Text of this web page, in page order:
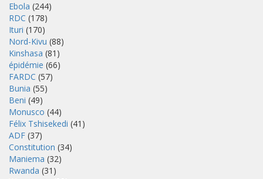
Ebola (244)
RDC (178)
Ituri (170)
Nord-Kivu (88)
Kinshasa (81)
épidémie (66)
FARDC (57)
Bunia (55)
Beni (49)
Monusco (44)
Félix Tshisekedi (41)
ADF (37)
Constitution (34)
Maniema (32)
Rwanda (31)